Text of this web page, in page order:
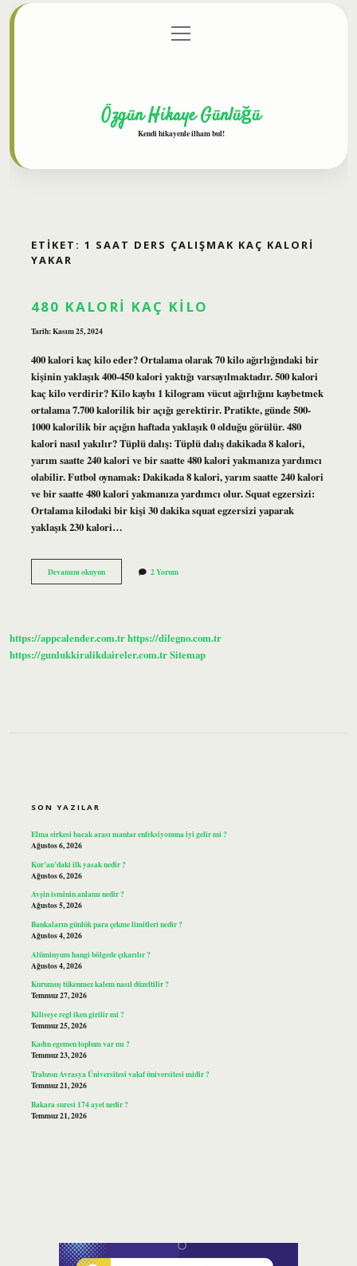
Gizlilik Politikası
menüyü
aç
Özgün Hikaye Günlüğü
Kendi hikayenle ilham bul!
ETIKET: 1 SAAT DERS ÇALIŞMAK KAÇ KALORI
YAKAR
480 KALORI KAÇ KILO
Tarih: Kasım 25, 2024
400 kalori kaç kilo eder? Ortalama olarak 70 kilo ağırlığındaki bir
kişinin yaklaşık 400-450 kalori yaktığı varsayılmaktadır. 500 kalori
kaç kilo verdirir? Kilo kaybı 1 kilogram vücut ağırlığını kaybetmek
ortalama 7.700 kalorilik bir açığı gerektirir. Pratikte, günde 500-
1000 kalorilik bir açığın haftada yaklaşık 0 olduğu görülür. 480
kalori nasıl yakılır? Tüplü dalış: Tüplü dalış dakikada 8 kalori,
yarım saatte 240 kalori ve bir saatte 480 kalori yakmanıza yardımcı
olabilir. Futbol oynamak: Dakikada 8 kalori, yarım saatte 240 kalori
ve bir saatte 480 kalori yakmanıza yardımcı olur. Squat egzersizi:
Ortalama kilodaki bir kişi 30 dakika squat egzersizi yaparak
yaklaşık 230 kalori…
Devamını okuyun480
Kalori
2 Yorum
https://appcalender.com.trhttps://dilegno.com.tr
https://gunlukkiralikdaireler.com.trSitemap
SON YAZILAR
Elma sirkesi bacak arası mantar enfeksiyonuna iyi gelir mi ?
Ağustos 6, 2026
Kur’an’daki ilk yasak nedir ?
Ağustos 6, 2026
Avşin isminin anlamı nedir ?
Ağustos 5, 2026
Bankaların günlük para çekme limitleri nedir ?
Ağustos 4, 2026
Alüminyum hangi bölgede çıkarılır ?
Ağustos 4, 2026
Kurumuş tükenmez kalem nasıl düzeltilir ?
Temmuz 27, 2026
Kiliseye regl iken girilir mi ?
Temmuz 25, 2026
Kadın egemen toplum var mı ?
Temmuz 23, 2026
Trabzon Avrasya Üniversitesi vakıf üniversitesi midir ?
Temmuz 21, 2026
Bakara suresi 174 ayet nedir ?
Temmuz 21, 2026